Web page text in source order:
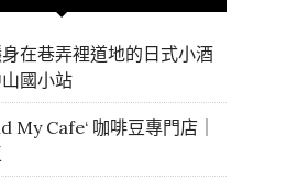
在巷弄裡道地的日式小酒
國小站
My Cafe‘ 咖啡豆專門店｜